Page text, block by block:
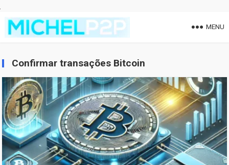
MENU
Confirmar transações Bitcoin